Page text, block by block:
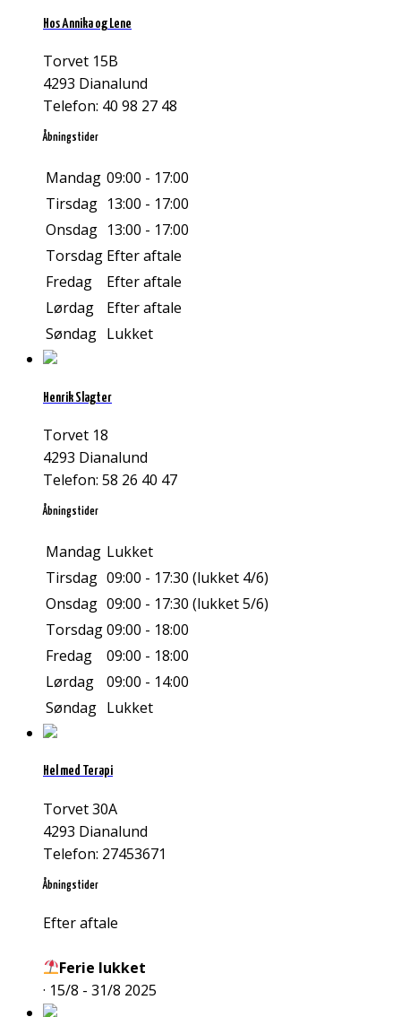
Hos Annika og Lene
Torvet 15B
4293 Dianalund
Telefon: 40 98 27 48
Åbningstider
Mandag 09:00 - 17:00
Tirsdag 13:00 - 17:00
Onsdag 13:00 - 17:00
Torsdag Efter aftale
Fredag
Efter aftale
Lørdag
Efter aftale
Søndag Lukket
Henrik Slagter
Torvet 18
4293 Dianalund
Telefon: 58 26 40 47
Åbningstider
Mandag Lukket
Tirsdag 09:00 - 17:30 (lukket 4/6)
Onsdag 09:00 - 17:30 (lukket 5/6)
Torsdag09:00 - 18:00
Fredag
09:00 - 18:00
Lørdag
09:00 - 14:00
Søndag Lukket
Hel med Terapi
Torvet 30A
4293 Dianalund
Telefon: 27453671
Åbningstider
Efter aftale
Ferie lukket
· 15/8 - 31/8 2025